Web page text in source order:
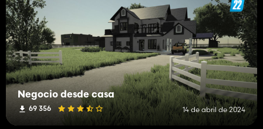
Negocio desde casa
69 356 14 de abril de 2024